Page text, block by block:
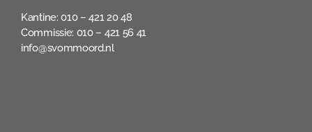
Kantine: 010 – 421 20 48
Commissie: 010 – 421 56 41
info@svommoord.nl